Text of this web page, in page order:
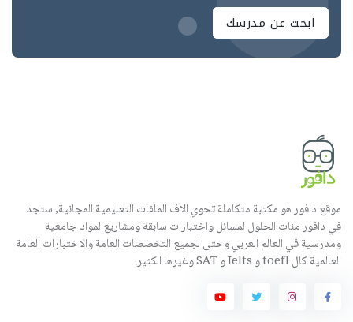
ابحث عن مدرسك
موقع دافور هو مكتبة متكاملة تحوي الاف الملفات التعليمية المجانية, ستجد
في دافور مئات الحلول لمسائل واختبارات سابقة ومشاريع لمواد جامعية
ومدرسية في العالم العربي وحتى لجميع التخصصات العامة والاختبارات العامة
العالمية كال toefl و Ielts و SAT وغيرها الكثير.